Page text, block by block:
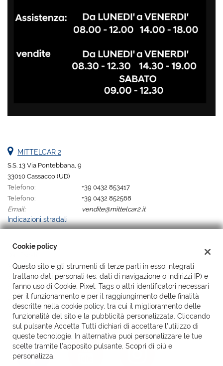
MITTELCAR 2
S.S. 13 Via Pontebbana, 9
33010 Cassacco (UD)
Telefono:
+39 0432 853417
Telefono:
+39 0432 852568
Email:
vendite@mittelcar2.it
Indicazioni stradali
Mittelcar 2 Srl
Via Pontebbana, 9, Cassacco (UD)
C.F/P.IVA:02176820302 sdi SUBM70N
Registro delle imprese:UD
Cookie policy
Questo sito e gli strumenti di terze parti in esso integrati
trattano dati personali (es. dati di navigazione o indirizzi IP) e
fanno uso di Cookie, Pixel, Tags o altri identificatori necessari
per il funzionamento e per il raggiungimento delle finalità
descritte nella cookie policy, tra cui il miglioramento delle
funzionalità del sito e la pubblicità personalizzata. Cliccando
sul pulsante Accetta Tutti dichiari di accettare l'utilizzo di
queste tecnologie. In alternativa puoi personalizzare le tue
scelte tramite l'apposito pulsante. Scopri di più e
personalizza.